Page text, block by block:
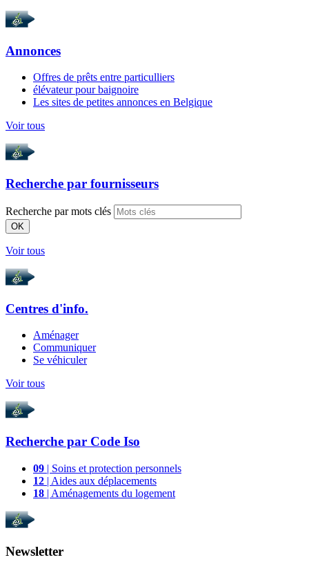
Annonces
Offres de prêts entre particulliers
élévateur pour baignoire
Les sites de petites annonces en Belgique
Voir tous
Recherche par fournisseurs
Recherche par mots clés
OK
Voir tous
Centres d'info.
Aménager
Communiquer
Se véhiculer
Voir tous
Recherche par Code Iso
09 | Soins et protection personnels
12 | Aides aux déplacements
18 | Aménagements du logement
Newsletter